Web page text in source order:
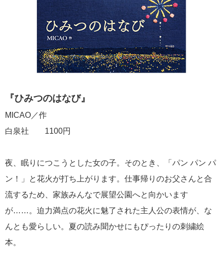
『ひみつのはなび』
MICAO／作
白泉社 1100円
夜、眠りにつこうとした女の子。そのとき、「パン パン パ
ン！」と花火が打ち上がります。仕事帰りのお父さんと合
流するため、家族みんなで展望公園へと向かいます
が……。迫力満点の花火に魅了された主人公の表情が、な
んとも愛らしい。夏の読み聞かせにもぴったりの刺繍絵
本。